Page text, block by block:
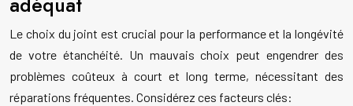
Le choix du joint est crucial pour la performance et la longévité
de votre étanchéité. Un mauvais choix peut engendrer des
problèmes coûteux à court et long terme, nécessitant des
réparations fréquentes. Considérez ces facteurs clés: